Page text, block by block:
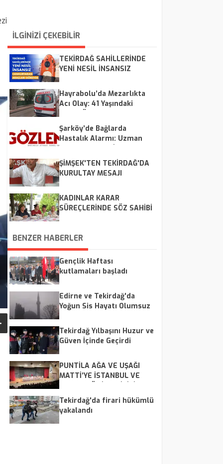
İLGİNİZİ ÇEKEBİLİR
TEKİRDAĞ SAHİLLERİNDE
YENİ NESİL İNSANSIZ
GÖREVDE
Hayrabolu’da Mezarlıkta
Acı Olay: 41 Yaşındaki
Şarköy’de Bağlarda
Hastalık Alarmı: Uzman
ŞİMŞEK'TEN TEKİRDAĞ'DA
KURULTAY MESAJI
KADINLAR KARAR
SÜREÇLERİNDE SÖZ SAHİBİ
BENZER HABERLER
Gençlik Haftası
kutlamaları başladı
Edirne ve Tekirdağ'da
Yoğun Sis Hayatı Olumsuz
Tekirdağ Yılbaşını Huzur ve
Güven İçinde Geçirdi
PUNTİLA AĞA VE UŞAĞI
MATTİ’YE İSTANBUL VE
TAM NOT
Tekirdağ'da firari hükümlü
yakalandı